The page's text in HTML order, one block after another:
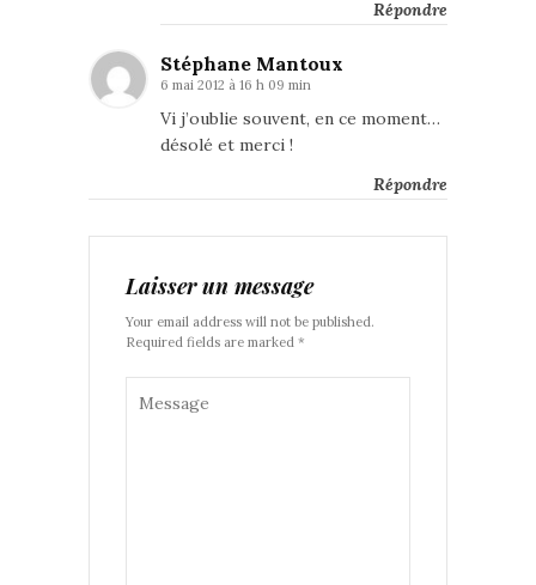
Répondre
Stéphane Mantoux
6 mai 2012 à 16 h 09 min
Vi j’oublie souvent, en ce moment…
désolé et merci !
Répondre
Laisser un message
Your email address will not be published.
Required fields are marked *